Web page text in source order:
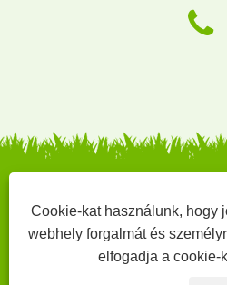
Cookie-kat használunk, hogy
webhely forgalmát és
elfogadja a cookie-
Copyright © 2022
itthon